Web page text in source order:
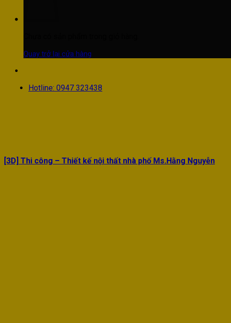
Quay trở lại cửa hàng
Hotline: 0947 323438
[3D] Thi công – Thiết kế nội thất nhà phố Ms.Hằng Nguyễn